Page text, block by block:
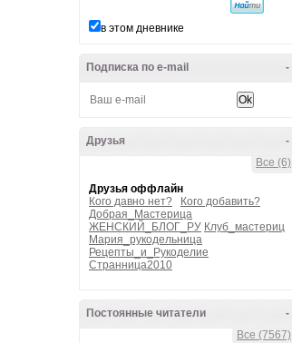
в этом дневнике
-
Подписка по e-mail
-
Друзья
Все (6)
Друзья оффлайн
Кого давно нет?
Кого добавить?
Добрая_Мастерица
ЖЕНСКИЙ_БЛОГ_РУ Клуб_мастериц
Мария_рукодельница
Рецепты_и_Рукоделие
Странница2010
-
Постоянные читатели
Все (7567)